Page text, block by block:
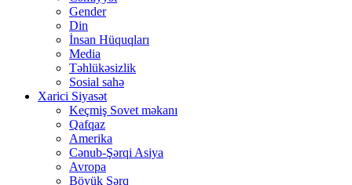
Gender
Din
İnsan Hüquqları
Media
Təhlükəsizlik
Sosial sahə
Xarici Siyasət
Keçmiş Sovet məkanı
Qafqaz
Amerika
Cənub-Şərqi Asiya
Avropa
Böyük Şərq